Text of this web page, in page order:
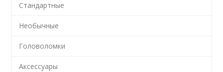
Стандартные
Необычные
Головоломки
Аксессуары